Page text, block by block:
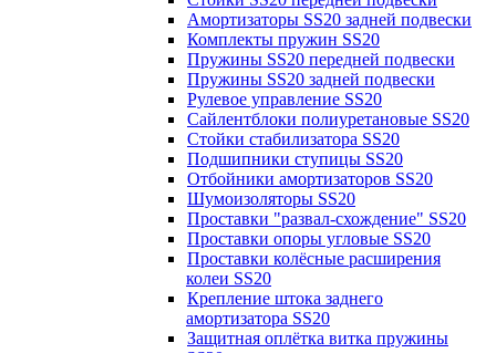
Амортизаторы SS20 задней подвески
Комплекты пружин SS20
Пружины SS20 передней подвески
Пружины SS20 задней подвески
Рулевое управление SS20
Сайлентблоки полиуретановые SS20
Стойки стабилизатора SS20
Подшипники ступицы SS20
Отбойники амортизаторов SS20
Шумоизоляторы SS20
Проставки "развал-схождение" SS20
Проставки опоры угловые SS20
Проставки колёсные расширения
колеи SS20
Крепление штока заднего
амортизатора SS20
Защитная оплётка витка пружины